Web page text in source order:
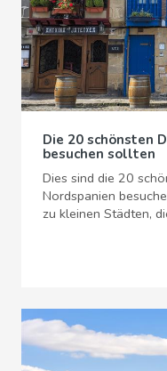
Die 20 schönsten
besuchen sollten
Dies sind die 20
Nordspanien
zu kleinen Städten,